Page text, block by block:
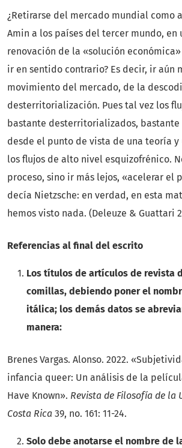
¿Retirarse del mercado mundial como
Amin a los países del tercer mundo, en
renovación de la «solución económica»
ir en sentido contrario? Es decir, ir aún
movimiento del mercado, de la
desterritorialización. Pues tal vez los
bastante desterritorializados, bastante
desde el punto de vista de una teoría y
los flujos de alto nivel esquizofrénico.
proceso, sino ir más lejos, «acelerar el
decía Nietzsche: en verdad, en esta
hemos visto nada. (Deleuze & Guattari
Referencias al final del escrito
Los títulos de artículos de revista
comillas, debiendo poner el
itálica; los demás datos se
manera:
Brenes Vargas. Alonso. 2022.
infancia queer: Un análisis de la
Have Known». Revista de Filosofía de la
Costa Rica 39, no. 161: 11-24.
Solo debe anotarse el nombre de